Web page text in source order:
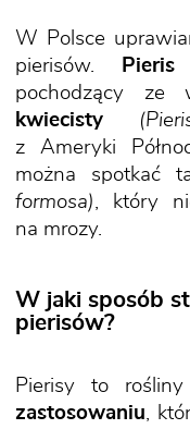
W Polsce
pierisów.
Pieris
pochodzący ze
kwiecisty
z Ameryki
można spotkać
formosa), który
na mrozy.
W jaki sposób
pierisów?
Pierisy to rośliny
zastosowaniu,